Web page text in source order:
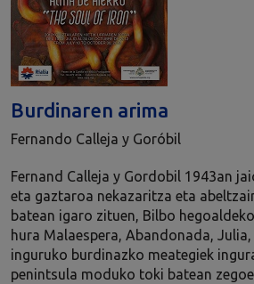
Burdinaren arima
Fernando Calleja y Goróbil
Fernand Calleja y Gordobil 1943an
eta gaztaroa nekazaritza eta
batean igaro zituen, Bilbo
hura Malaespera, Abandonada, Julia,
inguruko burdinazko meategiek
penintsula moduko toki batean